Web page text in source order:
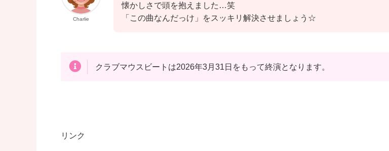
Charlie
懐かしさで頭を抱えました…笑
「この曲なんだっけ」をスッキリ解決させましょう☆
クラブマウスビートは2026年3月31日をもって終演となります。
リンク